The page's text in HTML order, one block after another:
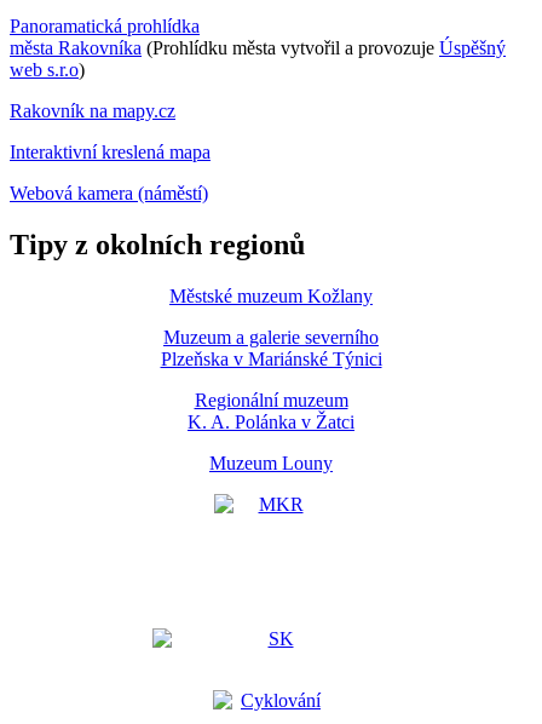
Panoramatická prohlídka
města Rakovníka (Prohlídku města vytvořil a provozuje Úspěšný
web s.r.o)
Rakovník na mapy.cz
Interaktivní kreslená mapa
Webová kamera (náměstí)
Tipy z okolních regionů
Městské muzeum Kožlany
Muzeum a galerie severního
Plzeňska v Mariánské Týnici
Regionální muzeum
K. A. Polánka v Žatci
Muzeum Louny